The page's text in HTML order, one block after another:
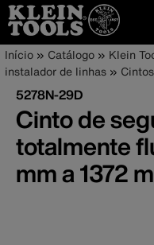
Pular
para
conteúdo
principal
Navegação
principal
Trilha
de
navegação
Início Catálogo Klein
instalador de linhas
5278N-29D
Cinto de
totalmente
mm a 1372